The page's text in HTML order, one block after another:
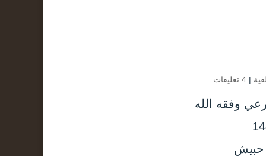
| 4 تعليقات
وفقه الله
حبيش